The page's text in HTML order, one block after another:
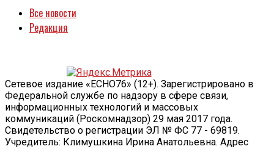
Все новости
Редакция
Сетевое издание «ECHO76» (12+). Зарегистрировано в
Федеральной службе по надзору в сфере связи,
информационных технологий и массовых
коммуникаций (Роскомнадзор) 29 мая 2017 года.
Свидетельство о регистрации ЭЛ № ФС 77 - 69819.
Учредитель: Климушкина Ирина Анатольевна. Адрес